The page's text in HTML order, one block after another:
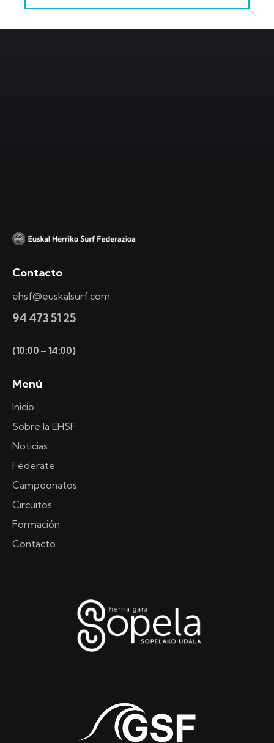
Contacto
ehsf@euskalsurf.com
94 473 51 25
(10:00 – 14:00)
Menú
Inicio
Sobre la EHSF
Noticias
Féderate
Campeonatos
Circuitos
Formación
Contacto